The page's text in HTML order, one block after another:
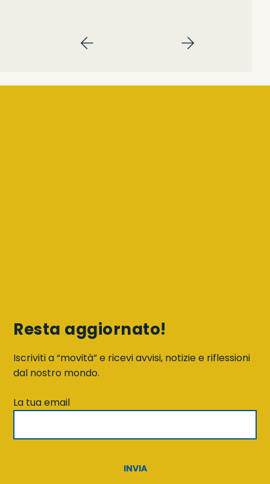
Resta aggiornato!
Iscriviti a “movità” e ricevi avvisi, notizie e riflessioni
dal nostro mondo.
La tua email